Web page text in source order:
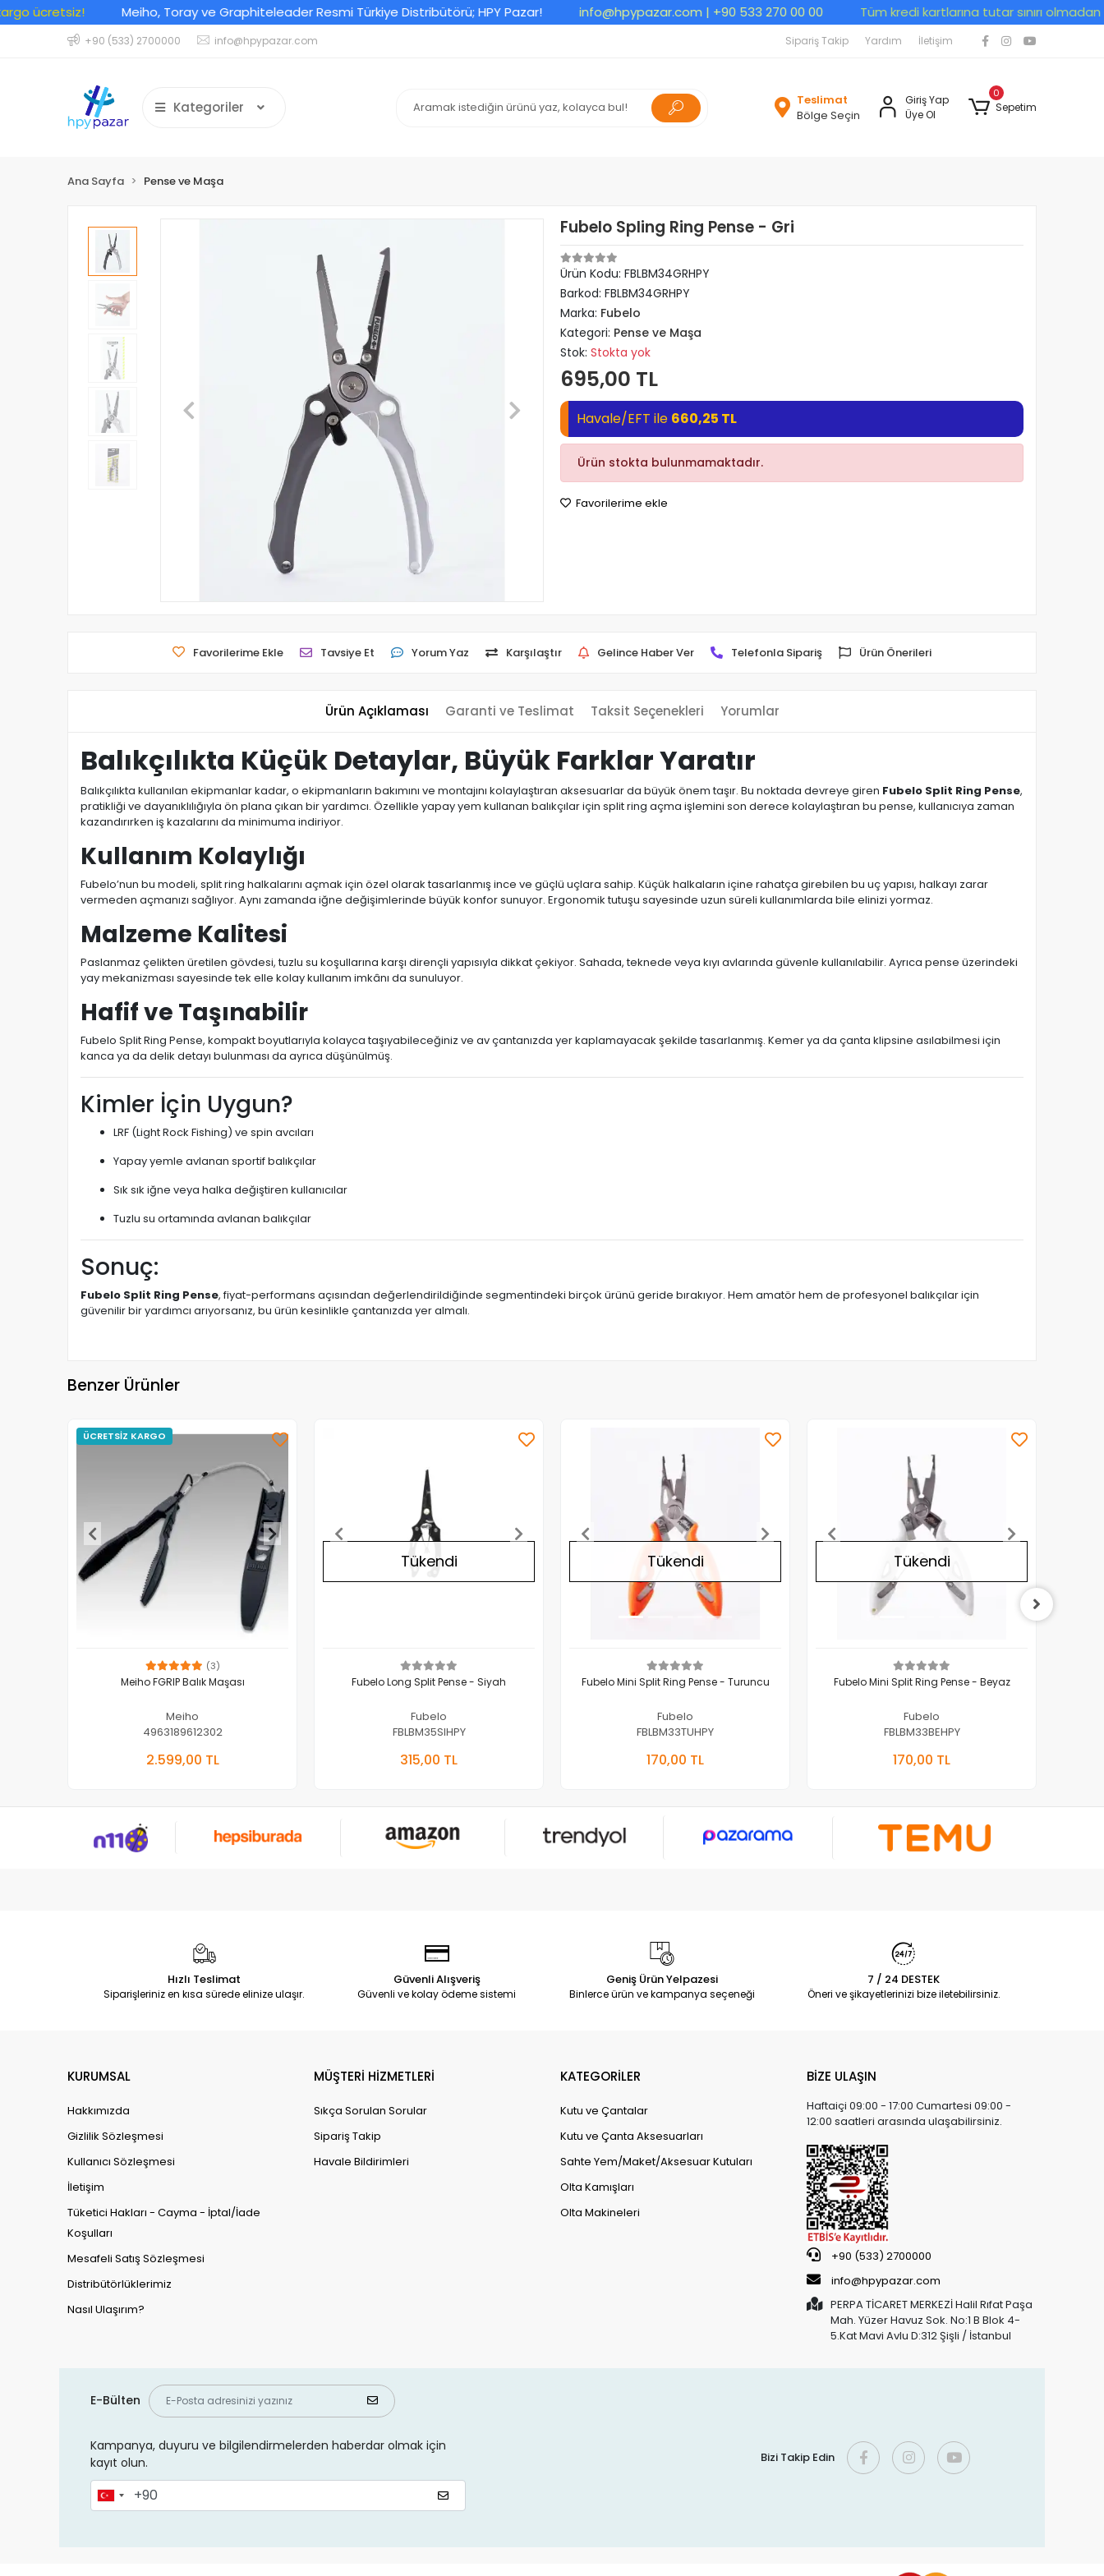
ücretsiz! Meiho, Toray ve Graphiteleader Resmi Türkiye Distribütörü; HPY Pazar! info@hpypazar.com| +90 533 270 00 00 Tüm kredi kartlarına tutar sınırı olmadan
+90 (533) 2700000 info@hpypazar.com Sipariş Takip Yardım İletişim
Kategoriler
Teslimat
Bölge Seçin
Giriş Yap
Üye Ol
0
Sepetim
Ana Sayfa Pense ve Maşa
Fubelo Spling Ring Pense - Gri
Ürün Kodu: FBLBM34GRHPY
Barkod: FBLBM34GRHPY
Marka: Fubelo
Kategori: Pense ve Maşa
Stok: Stokta yok
695,00 TL
Havale/EFT ile 660,25 TL
Ürün stokta bulunmamaktadır.
Favorilerime ekle
Favorilerime Ekle Tavsiye Et Yorum Yaz Karşılaştır Gelince Haber Ver Telefonla Sipariş Ürün Önerileri
Ürün Açıklaması Garanti ve Teslimat Taksit Seçenekleri Yorumlar
Balıkçılıkta Küçük Detaylar, Büyük Farklar Yaratır
Balıkçılıkta kullanılan ekipmanlar kadar, o ekipmanların bakımını ve montajını kolaylaştıran aksesuarlar da büyük önem taşır. Bu noktada devreye giren Fubelo Split Ring Pense,
pratikliği ve dayanıklılığıyla ön plana çıkan bir yardımcı. Özellikle yapay yem kullanan balıkçılar için split ring açma işlemini son derece kolaylaştıran bu pense, kullanıcıya zaman
kazandırırken iş kazalarını da minimuma indiriyor.
Kullanım Kolaylığı
Fubelo’nun bu modeli, split ring halkalarını açmak için özel olarak tasarlanmış ince ve güçlü uçlara sahip. Küçük halkaların içine rahatça girebilen bu uç yapısı, halkayı zarar
vermeden açmanızı sağlıyor. Aynı zamanda iğne değişimlerinde büyük konfor sunuyor. Ergonomik tutuşu sayesinde uzun süreli kullanımlarda bile elinizi yormaz.
Malzeme Kalitesi
Paslanmaz çelikten üretilen gövdesi, tuzlu su koşullarına karşı dirençli yapısıyla dikkat çekiyor. Sahada, teknede veya kıyı avlarında güvenle kullanılabilir. Ayrıca pense üzerindeki
yay mekanizması sayesinde tek elle kolay kullanım imkânı da sunuluyor.
Hafif ve Taşınabilir
Fubelo Split Ring Pense, kompakt boyutlarıyla kolayca taşıyabileceğiniz ve av çantanızda yer kaplamayacak şekilde tasarlanmış. Kemer ya da çanta klipsine asılabilmesi için
kanca ya da delik detayı bulunması da ayrıca düşünülmüş.
Kimler İçin Uygun?
LRF (Light Rock Fishing) ve spin avcıları
Yapay yemle avlanan sportif balıkçılar
Sık sık iğne veya halka değiştiren kullanıcılar
Tuzlu su ortamında avlanan balıkçılar
Sonuç:
Fubelo Split Ring Pense, fiyat-performans açısından değerlendirildiğinde segmentindeki birçok ürünü geride bırakıyor. Hem amatör hem de profesyonel balıkçılar için
güvenilir bir yardımcı arıyorsanız, bu ürün kesinlikle çantanızda yer almalı.
Benzer Ürünler
ÜCRETSİZ KARGO
(3)
Meiho FGRIP Balık Maşası
Meiho
4963189612302
2.599,00 TL
Tükendi
Fubelo Long Split Pense - Siyah
Fubelo
FBLBM35SIHPY
315,00 TL
Tükendi
Fubelo Mini Split Ring Pense - Turuncu
Fubelo
FBLBM33TUHPY
170,00 TL
Tükendi
Fubelo Mini Split Ring Pense - Beyaz
Fubelo
FBLBM33BEHPY
170,00 TL
Hızlı Teslimat
Siparişleriniz en kısa sürede elinize ulaşır.
Güvenli Alışveriş
Güvenli ve kolay ödeme sistemi
Geniş Ürün Yelpazesi
Binlerce ürün ve kampanya seçeneği
7 / 24 DESTEK
Öneri ve şikayetlerinizi bize iletebilirsiniz.
KURUMSAL
Hakkımızda
Gizlilik Sözleşmesi
Kullanıcı Sözleşmesi
İletişim
Tüketici Hakları - Cayma - İptal/İade
Koşulları
Mesafeli Satış Sözleşmesi
Distribütörlüklerimiz
Nasıl Ulaşırım?
MÜŞTERİ HİZMETLERİ
Sıkça Sorulan Sorular
Sipariş Takip
Havale Bildirimleri
KATEGORİLER
Kutu ve Çantalar
Kutu ve Çanta Aksesuarları
Sahte Yem/Maket/Aksesuar Kutuları
Olta Kamışları
Olta Makineleri
BİZE ULAŞIN
Haftaiçi 09:00 - 17:00 Cumartesi 09:00 -
12:00 saatleri arasında ulaşabilirsiniz.
+90 (533) 2700000
info@hpypazar.com
PERPA TİCARET MERKEZİ Halil Rıfat Paşa
Mah. Yüzer Havuz Sok. No:1 B Blok 4-
5.Kat Mavi Avlu D:312 Şişli / İstanbul
E-Bülten
Kampanya, duyuru ve bilgilendirmelerden haberdar olmak için
kayıt olun.
Bizi Takip Edin